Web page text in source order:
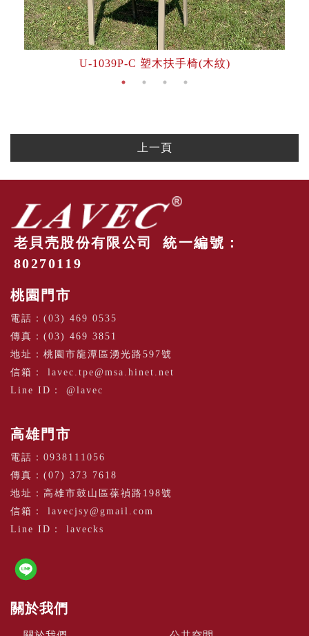
U-1039P-C 塑木扶手椅(木紋)
上一頁
老貝壳股份有限公司 統一編號：
80270119
桃園門市
電話： (03) 469 0535
傳真：(03) 469 3851
地址：桃園市龍潭區湧光路597號
信箱： lavec.tpe@msa.hinet.net
Line ID： @lavec
高雄門市
電話： 0938111056
傳真：(07) 373 7618
地址：高雄市鼓山區葆禎路198號
信箱： lavecjsy@gmail.com
Line ID： lavecks
關於我們